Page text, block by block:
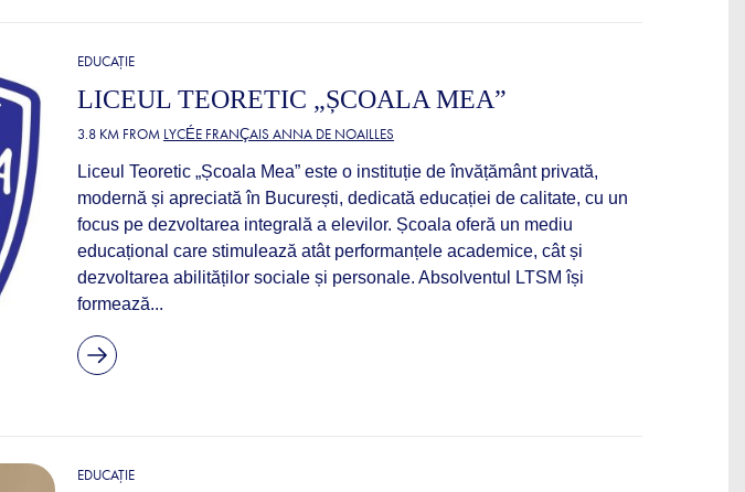
EDUCAȚIE
LICEUL TEORETIC „ȘCOALA MEA”
3.8 KM FROM LYCÉE FRANÇAIS ANNA DE NOAILLES
Liceul Teoretic „Școala Mea” este o instituție de învățământ privată,
modernă și apreciată în București, dedicată educației de calitate, cu un
focus pe dezvoltarea integrală a elevilor. Școala oferă un mediu
educațional care stimulează atât performanțele academice, cât și
dezvoltarea abilităților sociale și personale. Absolventul LTSM își
formează...
EDUCAȚIE